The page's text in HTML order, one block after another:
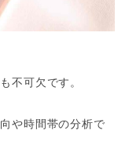
不可欠です。
や時間帯の分析で